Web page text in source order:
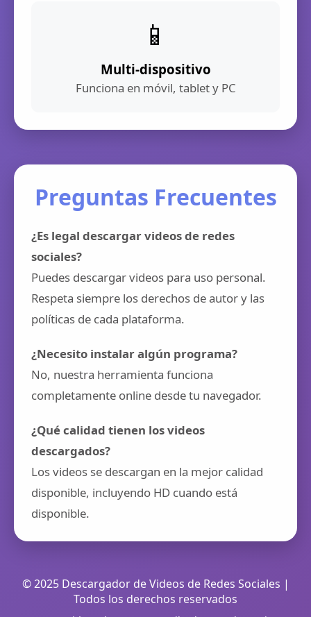
📱
Multi-dispositivo
Funciona en móvil, tablet y PC
Preguntas Frecuentes
¿Es legal descargar videos de redes
sociales?
Puedes descargar videos para uso personal.
Respeta siempre los derechos de autor y las
políticas de cada plataforma.
¿Necesito instalar algún programa?
No, nuestra herramienta funciona
completamente online desde tu navegador.
¿Qué calidad tienen los videos
descargados?
Los videos se descargan en la mejor calidad
disponible, incluyendo HD cuando está
disponible.
© 2025 Descargador de Videos de Redes Sociales |
Todos los derechos reservados